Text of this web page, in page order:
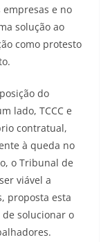
e no
solução ao
como protesto
do
lado, TCCC e
contratual,
à queda no
o Tribunal de
viável a
proposta esta
solucionar o